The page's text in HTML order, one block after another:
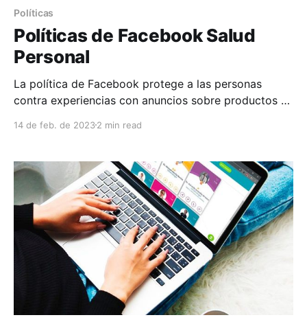
Políticas
Políticas de Facebook Salud
Personal
La política de Facebook protege a las personas
contra experiencias con anuncios sobre productos o
* Política relativa a la salud personal: El contenido de
generarles a las personas una imagen propia
negativa con el fin de
14 de feb. de 20232 min read